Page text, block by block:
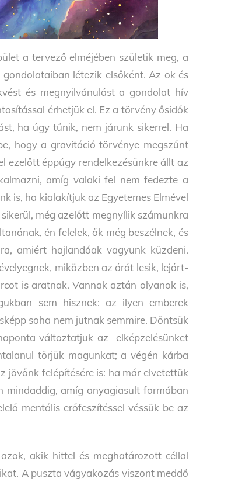
a tervező elméjében születik meg, a
létezik elsőként. Az ok és
és megnyilvánulást a gondolat hív
érhetjük el. Ez a törvény ősidők
ha úgy tűnik, nem járunk sikerrel. Ha
hogy a gravitáció törvénye megszűnt
ezelőtt éppúgy rendelkezésünkre állt az
amíg valaki fel nem fedezte a
is, ha kialakítjuk az Egyetemes Elmével
még azelőtt megnyílik számunkra
én felelek, ők még beszélnek, és
amiért hajlandóak vagyunk küzdeni.
miközben az órát lesik, lejárt-
is aratnak. Vannak aztán olyanok is,
sem hisznek: az ilyen emberek
soha nem jutnak semmire. Döntsük
változtatjuk az elképzelésünket
törjük magunkat; a végén kárba
jövőnk felépítésére is: ha már elvetettük
mindaddig, amíg anyagiasult formában
mentális erőfeszítéssel véssük be az
akik hittel és meghatározott céllal
A puszta vágyakozás viszont meddő